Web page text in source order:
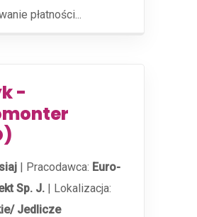
płatności...
-
| Pracodawca: Euro-
Sp. J. | Lokalizacja:
Jedlicze